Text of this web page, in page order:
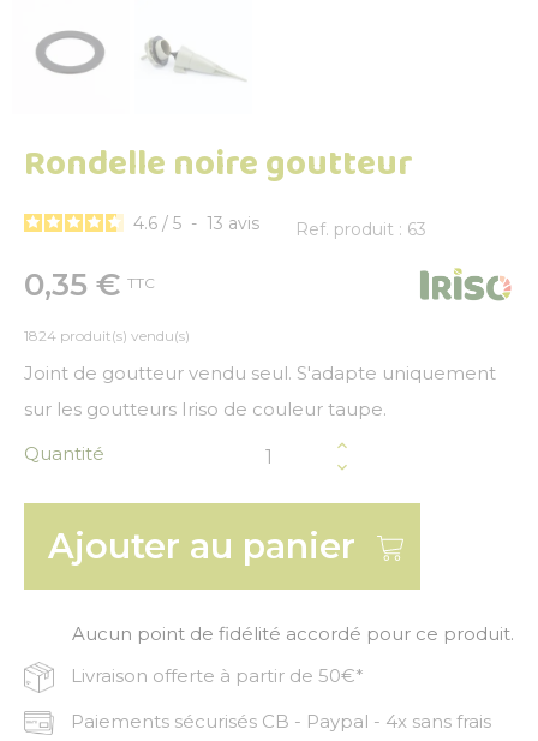
Rondelle noire goutteur
4.6 / 5 - 13 avis Ref. produit : 63
0,35 € TTC
1824 produit(s) vendu(s)
Joint de goutteur vendu seul. S'adapte uniquement
sur les goutteurs Iriso de couleur taupe.
Quantité
Ajouter au panier
Aucun point de fidélité accordé pour ce produit.
Livraison offerte à partir de 50€*
Paiements sécurisés CB - Paypal - 4x sans frais